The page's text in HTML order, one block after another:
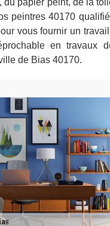
du papier peint, de la
peintres 40170
vous fournir un
en travaux
de Bias 40170.